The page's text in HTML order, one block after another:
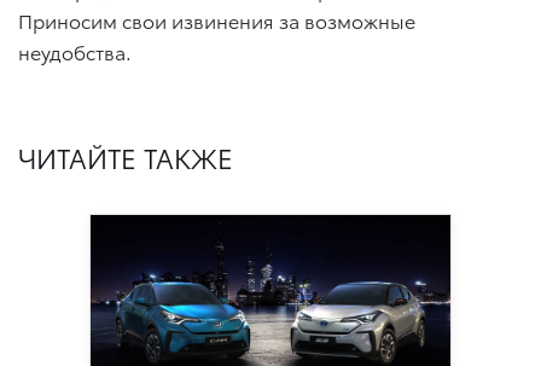
Приносим свои извинения за возможные
неудобства.
ЧИТАЙТЕ ТАКЖЕ